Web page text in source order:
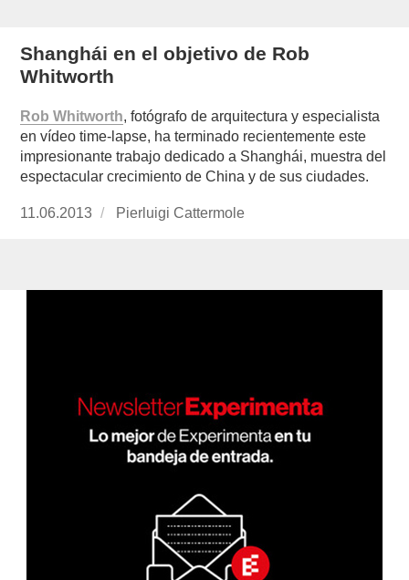
Shanghái en el objetivo de Rob
Whitworth
Rob Whitworth, fotógrafo de arquitectura y especialista
en vídeo time-lapse, ha terminado recientemente este
impresionante trabajo dedicado a Shanghái, muestra del
espectacular crecimiento de China y de sus ciudades.
Publicado
11.06.2013
https://www.experimenta.es/author/pierluigi-
Pierluigi Cattermole